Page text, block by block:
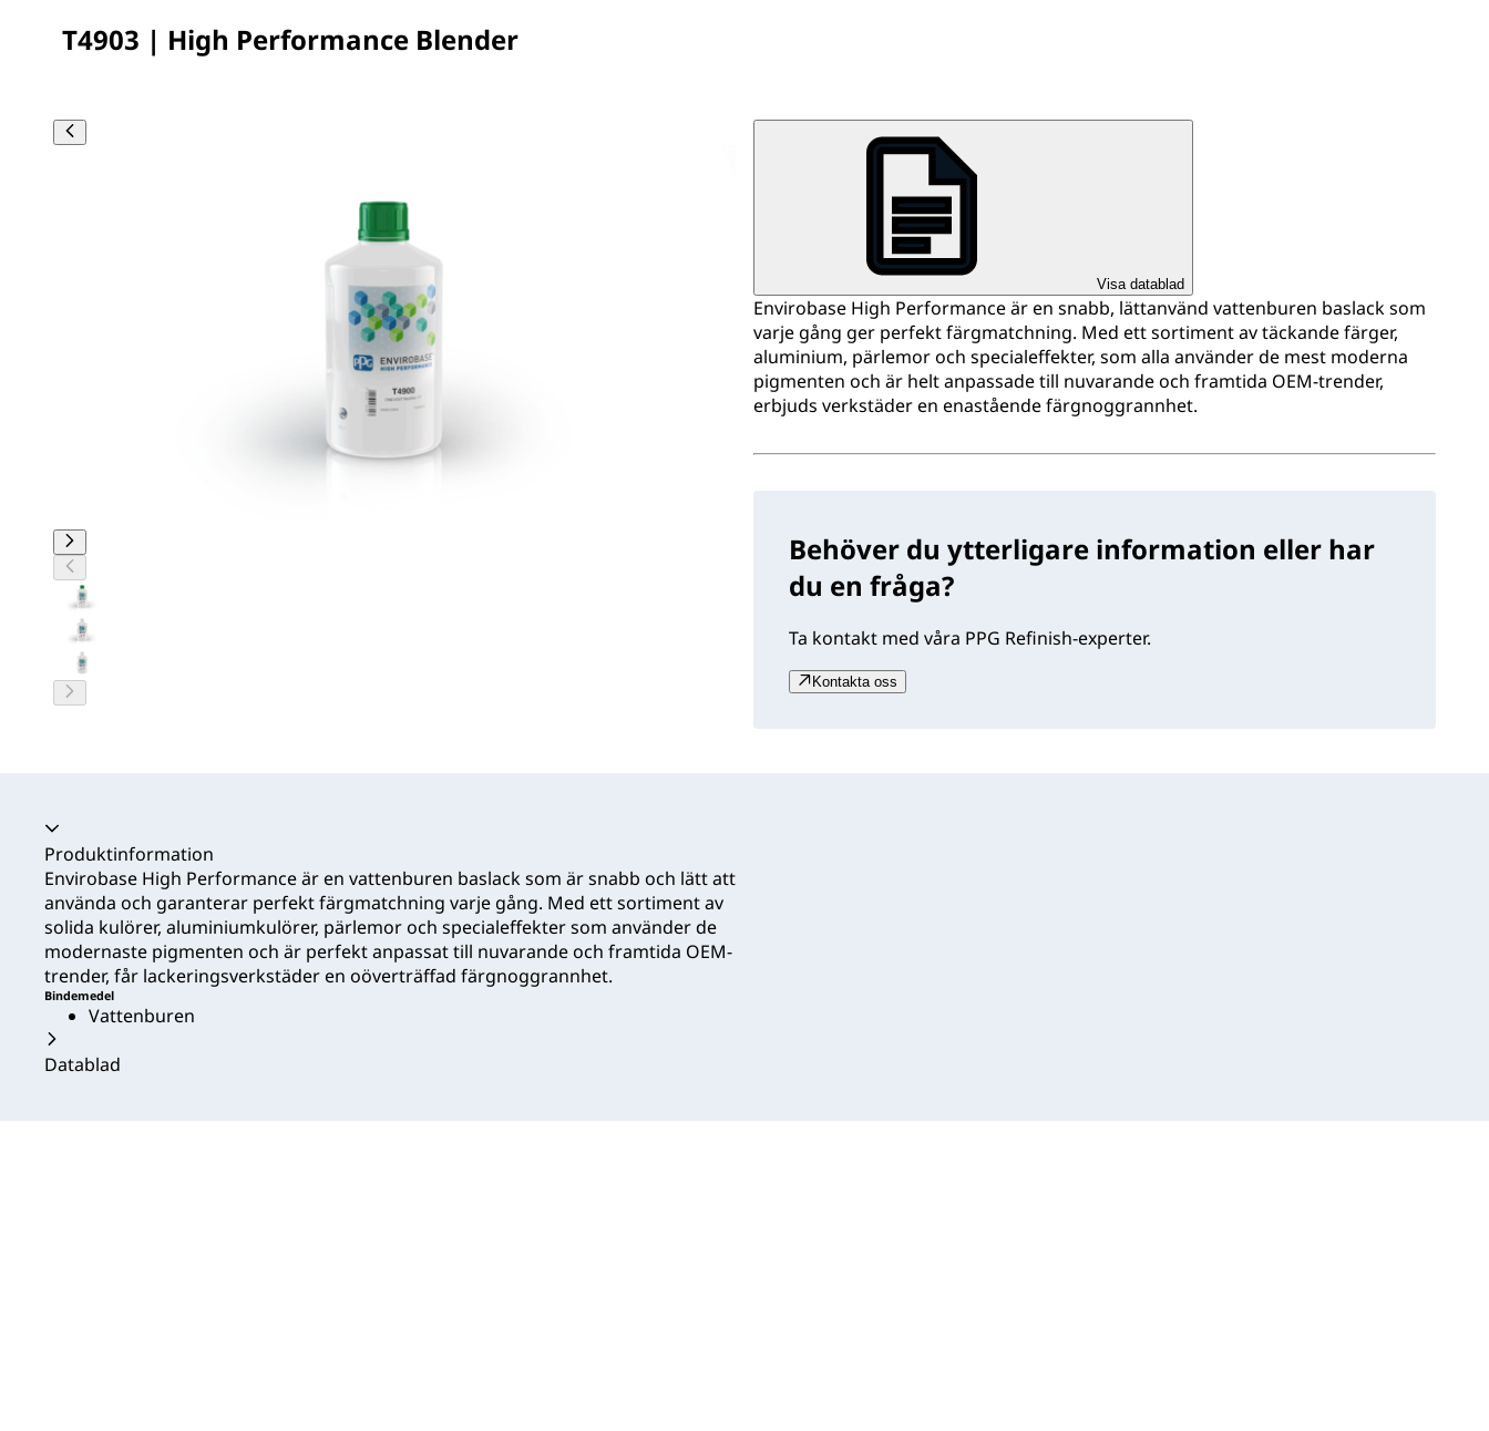
T4903 | High Performance Blender
Visa datablad
Envirobase High Performance är en snabb, lättanvänd vattenburen baslack som
varje gång ger perfekt färgmatchning. Med ett sortiment av täckande färger,
aluminium, pärlemor och specialeffekter, som alla använder de mest moderna
pigmenten och är helt anpassade till nuvarande och framtida OEM-trender,
erbjuds verkstäder en enastående färgnoggrannhet.
Behöver du ytterligare information eller har
du en fråga?
Ta kontakt med våra PPG Refinish-experter.
Kontakta oss
Produktinformation
Envirobase High Performance är en vattenburen baslack som är snabb och lätt att
använda och garanterar perfekt färgmatchning varje gång. Med ett sortiment av
solida kulörer, aluminiumkulörer, pärlemor och specialeffekter som använder de
modernaste pigmenten och är perfekt anpassat till nuvarande och framtida OEM-
trender, får lackeringsverkstäder en oöverträffad färgnoggrannhet.
Bindemedel
Vattenburen
Datablad